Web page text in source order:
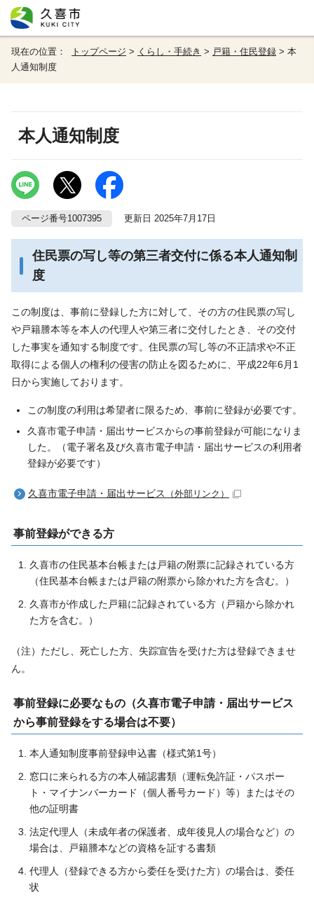
現在の位置： トップページ > くらし・手続き > 戸籍・住民登録 > 本
人通知制度
本人通知制度
ページ番号1007395 更新日 2025年7月17日
住民票の写し等の第三者交付に係る本人通知制
度
この制度は、事前に登録した方に対して、その方の住民票の写し
や戸籍謄本等を本人の代理人や第三者に交付したとき、その交付
した事実を通知する制度です。住民票の写し等の不正請求や不正
取得による個人の権利の侵害の防止を図るために、平成22年6月1
日から実施しております。
この制度の利用は希望者に限るため、事前に登録が必要です。
久喜市電子申請・届出サービスからの事前登録が可能になりま
した。（電子署名及び久喜市電子申請・届出サービスの利用者
登録が必要です）
久喜市電子申請・届出サービス （外部リンク）
事前登録ができる方
久喜市の住民基本台帳または戸籍の附票に記録されている方
（住民基本台帳または戸籍の附票から除かれた方を含む。）
久喜市が作成した戸籍に記録されている方（戸籍から除かれ
た方を含む。）
（注）ただし、死亡した方、失踪宣告を受けた方は登録できませ
ん。
事前登録に必要なもの（久喜市電子申請・届出サービス
から事前登録をする場合は不要）
本人通知制度事前登録申込書（様式第1号）
窓口に来られる方の本人確認書類（運転免許証・パスポー
ト・マイナンバーカード（個人番号カード）等）またはその
他の証明書
法定代理人（未成年者の保護者、成年後見人の場合など）の
場合は、戸籍謄本などの資格を証する書類
代理人（登録できる方から委任を受けた方）の場合は、委任
状